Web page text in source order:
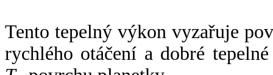
Tento tepelný výkon vyzařuje
rychlého otáčení a dobré